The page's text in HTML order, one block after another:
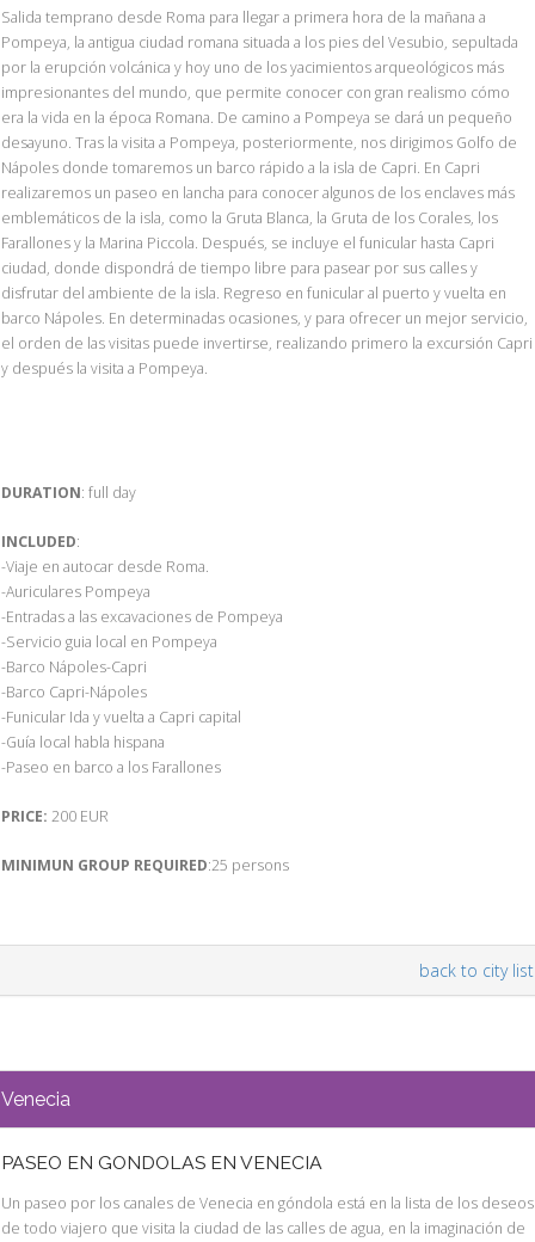
Salida temprano desde Roma para llegar a primera hora de la mañana a
Pompeya, la antigua ciudad romana situada a los pies del Vesubio, sepultada
por la erupción volcánica y hoy uno de los yacimientos arqueológicos más
impresionantes del mundo, que permite conocer con gran realismo cómo
era la vida en la época Romana. De camino a Pompeya se dará un pequeño
desayuno. Tras la visita a Pompeya, posteriormente, nos dirigimos Golfo de
Nápoles donde tomaremos un barco rápido a la isla de Capri. En Capri
realizaremos un paseo en lancha para conocer algunos de los enclaves más
emblemáticos de la isla, como la Gruta Blanca, la Gruta de los Corales, los
Farallones y la Marina Piccola. Después, se incluye el funicular hasta Capri
ciudad, donde dispondrá de tiempo libre para pasear por sus calles y
disfrutar del ambiente de la isla. Regreso en funicular al puerto y vuelta en
barco Nápoles. En determinadas ocasiones, y para ofrecer un mejor servicio,
el orden de las visitas puede invertirse, realizando primero la excursión Capri
y después la visita a Pompeya.
DURATION: full day
INCLUDED:
-Viaje en autocar desde Roma.
-Auriculares Pompeya
-Entradas a las excavaciones de Pompeya
-Servicio guia local en Pompeya
-Barco Nápoles-Capri
-Barco Capri-Nápoles
-Funicular Ida y vuelta a Capri capital
-Guía local habla hispana
-Paseo en barco a los Farallones
PRICE: 200 EUR
MINIMUN GROUP REQUIRED:25 persons
back to city list
Venecia
PASEO EN GONDOLAS EN VENECIA
Un paseo por los canales de Venecia en góndola está en la lista de los deseos
de todo viajero que visita la ciudad de las calles de agua, en la imaginación de